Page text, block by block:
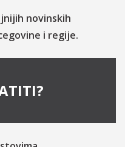
novinskih
i regije.